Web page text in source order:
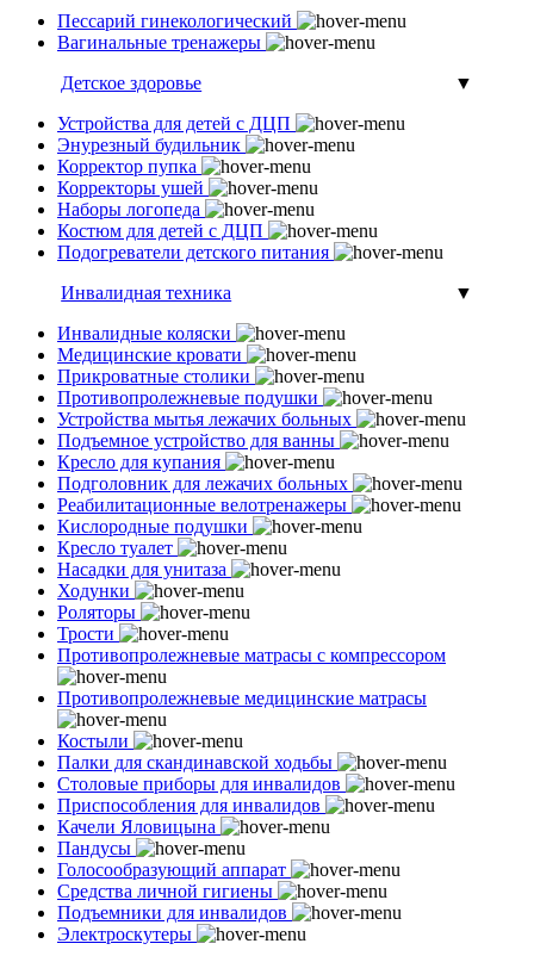
Пессарий гинекологический
Вагинальные тренажеры
Детское здоровье
▼
Устройства для детей с ДЦП
Энурезный будильник
Корректор пупка
Корректоры ушей
Наборы логопеда
Костюм для детей с ДЦП
Подогреватели детского питания
Инвалидная техника
▼
Инвалидные коляски
Медицинские кровати
Прикроватные столики
Противопролежневые подушки
Устройства мытья лежачих больных
Подъемное устройство для ванны
Кресло для купания
Подголовник для лежачих больных
Реабилитационные велотренажеры
Кислородные подушки
Кресло туалет
Насадки для унитаза
Ходунки
Роляторы
Трости
Противопролежневые матрасы с компрессором
Противопролежневые медицинские матрасы
Костыли
Палки для скандинавской ходьбы
Столовые приборы для инвалидов
Приспособления для инвалидов
Качели Яловицына
Пандусы
Голосообразующий аппарат
Средства личной гигиены
Подъемники для инвалидов
Электроскутеры